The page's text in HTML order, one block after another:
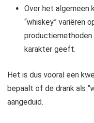
Over het algemeen
“whiskey” variëren
productiemethoden
karakter geeft.
Het is dus vooral een
bepaalt of de drank als
aangeduid.